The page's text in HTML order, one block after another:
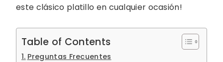
este clásico platillo en cualquier ocasión!
Table of Contents
Preguntas Frecuentes